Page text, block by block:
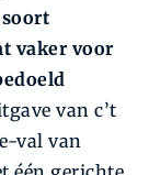
vaker voor
van c’t
val van